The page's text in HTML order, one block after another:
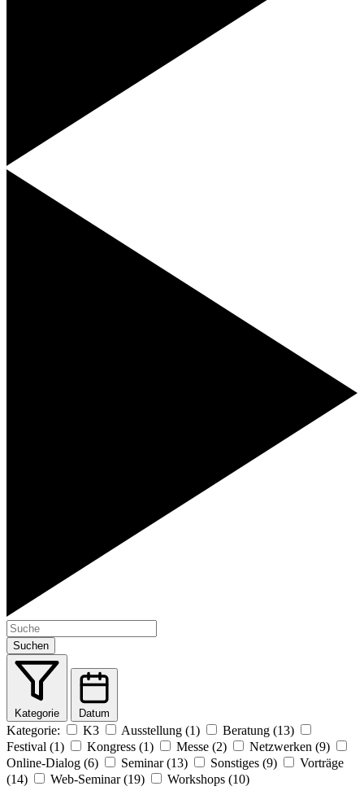
Suchen
Kategorie Datum
Kategorie: K3 Ausstellung (1)
Beratung (13)
Festival (1)
Kongress (1) Messe (2)
Netzwerken (9)
Online-Dialog (6)
Seminar (13) Sonstiges (9)
Vorträge
(14)
Web-Seminar (19) Workshops (10)